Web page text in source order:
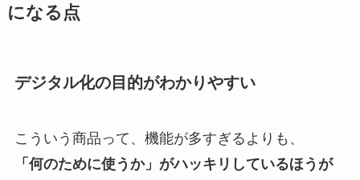
になる点
デジタル化の目的がわかりやすい
こういう商品って、機能が多すぎるよりも、
「何のために使うか」がハッキリしているほうが